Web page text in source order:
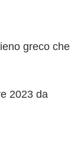
greco che
2023 da